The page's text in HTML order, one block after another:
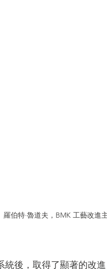
羅伯特·魯道夫，BMK 工藝改進
統後，取得了顯著的改進